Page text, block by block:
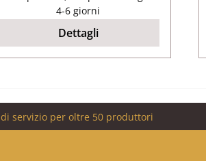
4-6 giorni
Dettagli
servizio per oltre 50 produttori